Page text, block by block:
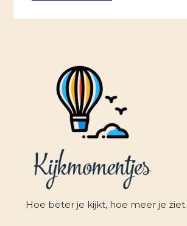
Hoe beter je kijkt, hoe meer je ziet.